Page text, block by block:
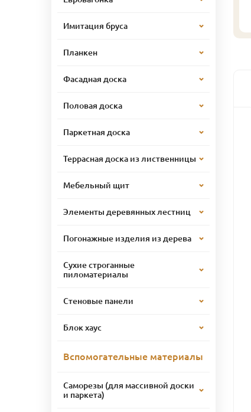
Имитация бруса
Планкен
Фасадная доска
Половая доска
Паркетная доска
Террасная доска из лиственницы
Мебельный щит
Элементы деревянных лестниц
Погонажные изделия из дерева
Сухие строганные
пиломатериалы
Стеновые панели
Блок хаус
Вспомогательные материалы
Саморезы (для массивной доски
и паркета)